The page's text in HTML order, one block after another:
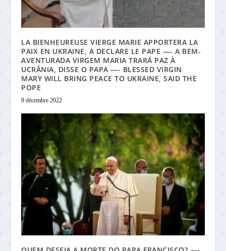
LA BIENHEUREUSE VIERGE MARIE APPORTERA LA
PAIX EN UKRAINE, A DECLARE LE PAPE —- A BEM-
AVENTURADA VIRGEM MARIA TRARÁ PAZ À
UCRÂNIA, DISSE O PAPA —- BLESSED VIRGIN
MARY WILL BRING PEACE TO UKRAINE, SAID THE
POPE
9 décembre 2022